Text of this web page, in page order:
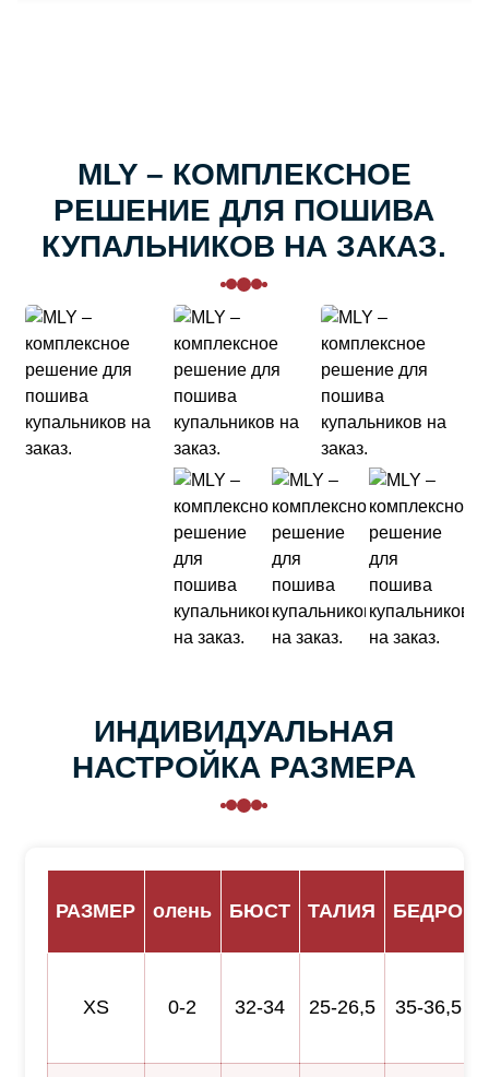
MLY – КОМПЛЕКСНОЕ
РЕШЕНИЕ ДЛЯ ПОШИВА
КУПАЛЬНИКОВ НА ЗАКАЗ.
ИНДИВИДУАЛЬНАЯ
НАСТРОЙКА РАЗМЕРА
РАЗМЕР олень БЮСТ ТАЛИЯ БЕДРО
XS 0-2 32-34 25-26,5 35-36,5